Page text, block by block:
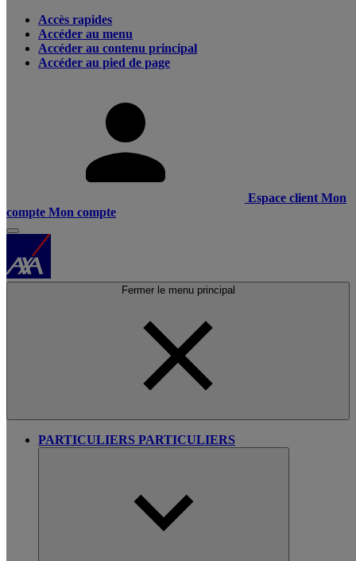
Accès rapides
Accéder au menu
Accéder au contenu principal
Accéder au pied de page
Espace client Mon
compte Mon compte
Fermer le menu principal
PARTICULIERS PARTICULIERS